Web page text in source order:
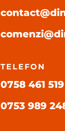
TELEFON
0758 461 519
0753 989